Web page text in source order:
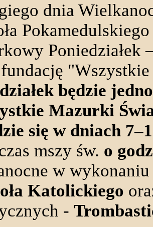
dnia
Poniedziałek
będzie
Mazurki
się w dniach
mszy św. o
w
Katolickiego
-